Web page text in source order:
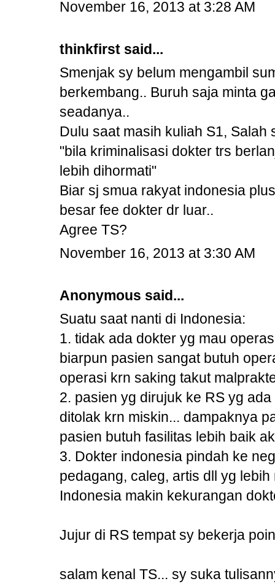
November 16, 2013 at 3:28 AM
thinkfirst said...
Smenjak sy belum mengambil
berkembang.. Buruh saja minta
seadanya..
Dulu saat masih kuliah S1,
"bila kriminalisasi dokter trs
lebih dihormati"
Biar sj smua rakyat indonesia
besar fee dokter dr luar..
Agree TS?
November 16, 2013 at 3:30 AM
Anonymous said...
Suatu saat nanti di Indonesia:
1. tidak ada dokter yg mau
biarpun pasien sangat butuh
operasi krn saking takut
2. pasien yg dirujuk ke RS yg
ditolak krn miskin... dampaknya
pasien butuh fasilitas lebih baik
3. Dokter indonesia pindah ke
pedagang, caleg, artis dll yg
Indonesia makin kekurangan
Jujur di RS tempat sy bekerja
salam kenal TS... sy suka